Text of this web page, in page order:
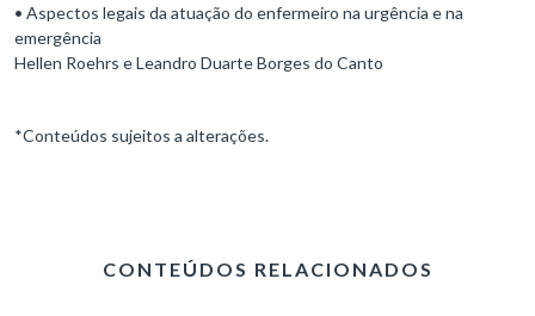
• Aspectos legais da atuação do enfermeiro na urgência e na
emergência
Hellen Roehrs e Leandro Duarte Borges do Canto
*Conteúdos sujeitos a alterações.
CONTEÚDOS RELACIONADOS